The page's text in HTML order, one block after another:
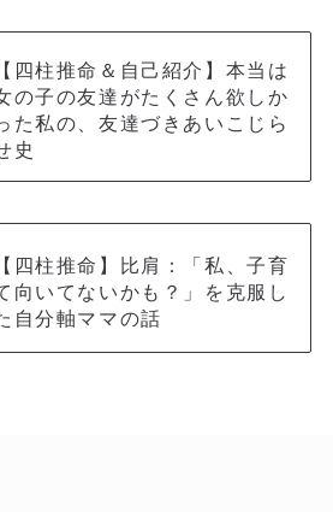
【四柱推命＆自己紹介】本当は
の子の友達がたくさん欲しか
た私の、友達づきあいこじら
史
【四柱推命】比肩：「私、子育
向いてないかも？」を克服し
自分軸ママの話